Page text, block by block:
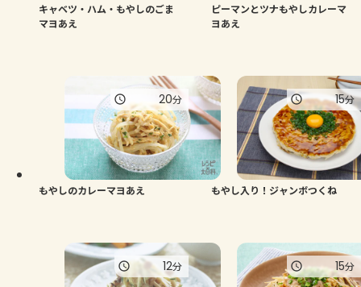
キャベツ・ハム・もやしのごま
マヨあえ
ピーマンとツナもやしカレーマ
ヨあえ
もやしのカレーマヨあえ
20分
もやし入り！ジャンボつくね
15分
12分 15分